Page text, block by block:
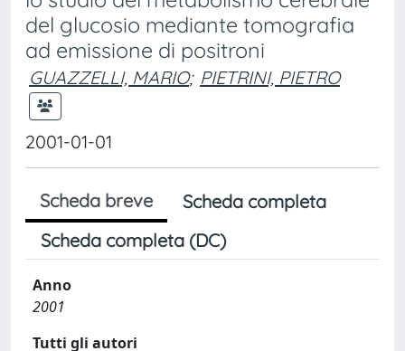
del glucosio mediante tomografia
ad emissione di positroni
GUAZZELLI, MARIO; PIETRINI, PIETRO
2001-01-01
Scheda breve
Scheda completa
Scheda completa (DC)
Anno
2001
Tutti gli autori